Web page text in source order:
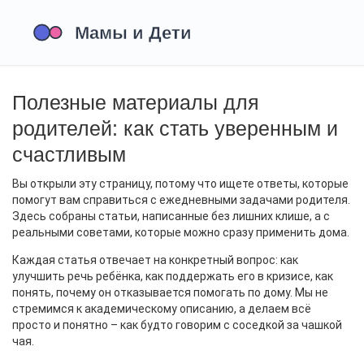
Полезные материалы для
родителей: как стать уверенным и
счастливым
Вы открыли эту страницу, потому что ищете ответы, которые
помогут вам справиться с ежедневными задачами родителя.
Здесь собраны статьи, написанные без лишних клише, а с
реальными советами, которые можно сразу применить дома.
Каждая статья отвечает на конкретный вопрос: как
улучшить речь ребёнка, как поддержать его в кризисе, как
понять, почему он отказывается помогать по дому. Мы не
стремимся к академическому описанию, а делаем всё
просто и понятно – как будто говорим с соседкой за чашкой
чая.